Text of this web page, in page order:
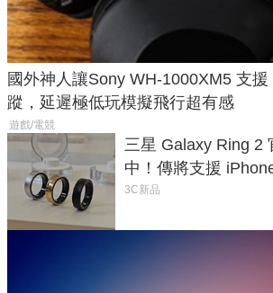
國外神人讓Sony WH-1000XM5 支
蹤，延遲極低玩模擬飛行超有感
遊戲/電競
三星 Galaxy Ring 2
中！傳將支援
與智慧家電連動功能
3C新品